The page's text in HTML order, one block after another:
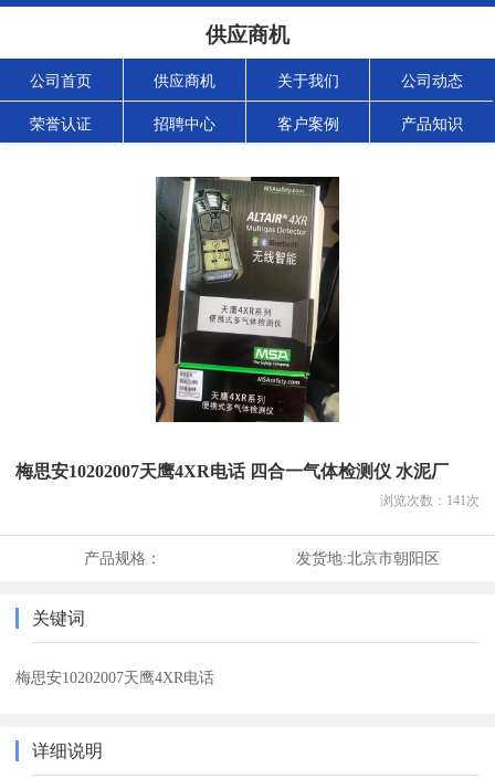
供应商机
公司首页 供应商机 关于我们 公司动态
荣誉认证 招聘中心 客户案例 产品知识
梅思安10202007天鹰4XR电话 四合一气体检测仪 水泥厂
浏览次数： 141次
产品规格： 发货地:北京市朝阳区
关键词
梅思安10202007天鹰4XR电话
详细说明